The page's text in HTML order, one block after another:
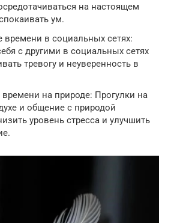
на настоящем
ум.
времени в социальных сетях:
с другими в социальных сетях
тревогу и неуверенность в
на природе: Прогулки на
и общение с природой
уровень стресса и улучшить